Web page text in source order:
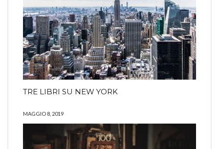
TRE LIBRI SU NEW YORK
MAGGIO 8, 2019